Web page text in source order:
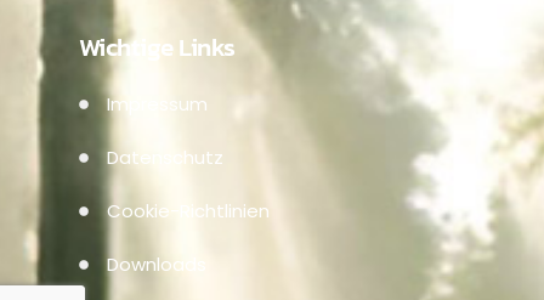
Wichtige Links
Impressum
Datenschutz
Cookie-Richtlinien
Downloads